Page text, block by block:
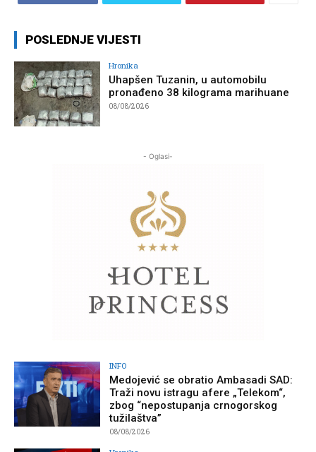
POSLEDNJE VIJESTI
Hronika
Uhapšen Tuzanin, u automobilu
pronađeno 38 kilograma marihuane
08/08/2026
- Oglasi-
INFO
Medojević se obratio Ambasadi SAD:
Traži novu istragu afere „Telekom“,
zbog “nepostupanja crnogorskog
tužilaštva”
08/08/2026